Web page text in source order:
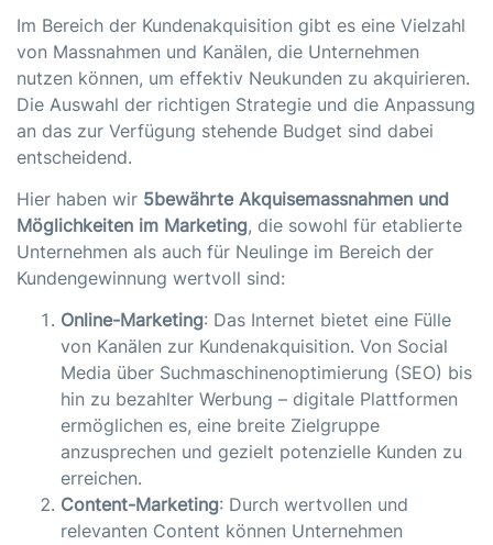
Im Bereich der Kundenakquisition gibt es eine Vielzahl
von Massnahmen und Kanälen, die Unternehmen
nutzen können, um effektiv Neukunden zu akquirieren.
Die Auswahl der richtigen Strategie und die Anpassung
an das zur Verfügung stehende Budget sind dabei
entscheidend.
Hier haben wir 5bewährte Akquisemassnahmen und
Möglichkeiten im Marketing, die sowohl für etablierte
Unternehmen als auch für Neulinge im Bereich der
Kundengewinnung wertvoll sind:
Online-Marketing: Das Internet bietet eine Fülle
von Kanälen zur Kundenakquisition. Von Social
Media über Suchmaschinenoptimierung (SEO) bis
hin zu bezahlter Werbung – digitale Plattformen
ermöglichen es, eine breite Zielgruppe
anzusprechen und gezielt potenzielle Kunden zu
erreichen.
Content-Marketing: Durch wertvollen und
relevanten Content können Unternehmen